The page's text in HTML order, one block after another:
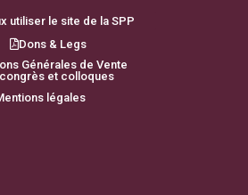
utiliser le site de la SPP
Dons & Legs
Générales de Vente
et colloques
légales